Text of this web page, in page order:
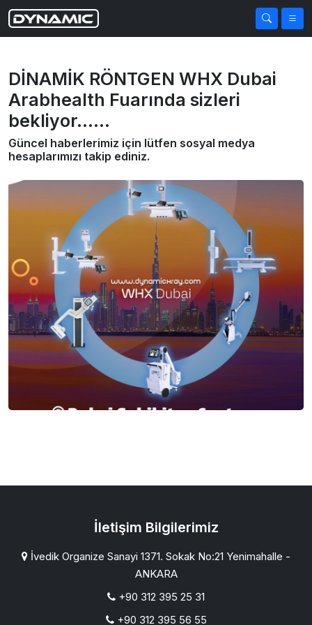
DİNAMİK RÖNTGEN WHX Dubai
Arabhealth Fuarında sizleri
bekliyor......
Güncel haberlerimiz için lütfen sosyal medya
hesaplarımızı takip ediniz.
İletişim Bilgilerimiz
İvedik Organize Sanayi 1371. Sokak No:21 Yenimahalle -
ANKARA
+90 312 395 25 31
+90 312 395 56 55